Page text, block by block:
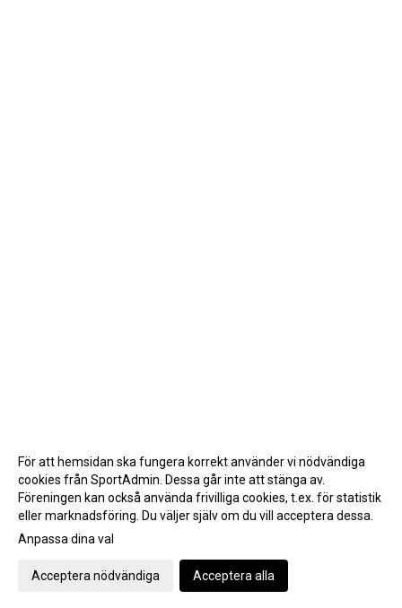
Gå till Webbversion
För att hemsidan ska fungera korrekt använder vi nödvändiga
cookies från SportAdmin. Dessa går inte att stänga av.
Föreningen kan också använda frivilliga cookies, t.ex. för statistik
eller marknadsföring. Du väljer själv om du vill acceptera dessa.
Anpassa dina val
Acceptera nödvändiga Acceptera alla